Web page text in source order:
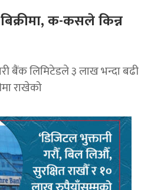
क-कसले किन्न
बैंक लिमिटेडले ३ लाख भन्दा बढी
राखेको